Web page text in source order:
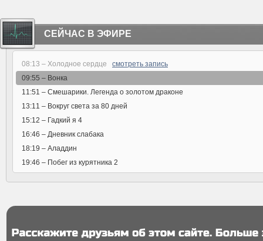
СЕЙЧАС В ЭФИРЕ
08:13 – Холодное сердце смотреть запись
09:55 – Вонка
11:51 – Смешарики. Легенда о золотом драконе
13:11 – Вокруг света за 80 дней
15:12 – Гадкий я 4
16:46 – Дневник слабака
18:19 – Аладдин
19:46 – Побег из курятника 2